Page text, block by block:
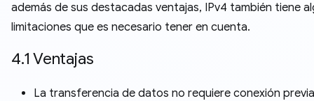
además de sus destacadas ventajas, IPv4 también tiene
limitaciones que es necesario tener en cuenta.
4.1 Ventajas
La transferencia de datos no requiere conexión